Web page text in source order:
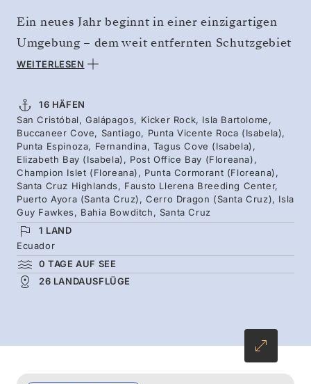
Ein neues Jahr beginnt in einer einzigartigen
Umgebung – dem weit entfernten Schutzgebiet
der Galapagosinseln. Die Feiertage mögen
leuchten immer noch in Purpur und
Smaragdgrün, während Sie die Vulkaninseln
und ihre bemerkenswerte Tierwelt entdecken.
Das warme Wasser bietet hervorragende
Sichtverhältnisse zum Schnorcheln – halten
Sie Ausschau nach Meeresschildkröten,
Rifffischen und vorbeiziehenden Riffhaien.
Besuchen Sie die Riesenschildkröten von Santa
Cruz und senden Sie vom historischen Postamt
der Walfänger auf Floreana eine Nachricht
WEITERLESEN
16 HÄFEN
San Cristóbal, Galápagos, Kicker Rock, Isla Bartolome,
Buccaneer Cove, Santiago, Punta Vicente Roca (Isabela),
Punta Espinoza, Fernandina, Tagus Cove (Isabela),
Elizabeth Bay (Isabela), Post Office Bay (Floreana),
Champion Islet (Floreana), Punta Cormorant (Floreana),
Santa Cruz Highlands, Fausto Llerena Breeding Center,
Puerto Ayora (Santa Cruz), Cerro Dragon (Santa Cruz), Isla
Guy Fawkes, Bahia Bowditch, Santa Cruz
1 LAND
Ecuador
0 TAGE AUF SEE
26 LANDAUSFLÜGE